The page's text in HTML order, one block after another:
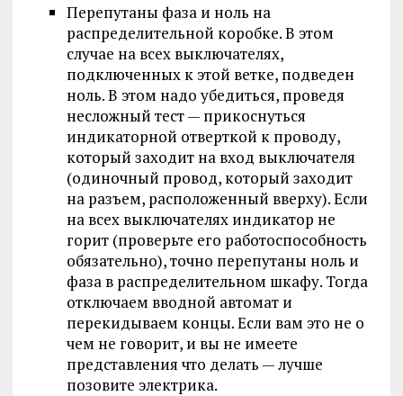
Перепутаны фаза и ноль на
распределительной коробке. В этом
случае на всех выключателях,
подключенных к этой ветке, подведен
ноль. В этом надо убедиться, проведя
несложный тест — прикоснуться
индикаторной отверткой к проводу,
который заходит на вход выключателя
(одиночный провод, который заходит
на разъем, расположенный вверху). Если
на всех выключателях индикатор не
горит (проверьте его работоспособность
обязательно), точно перепутаны ноль и
фаза в распределительном шкафу. Тогда
отключаем вводной автомат и
перекидываем концы. Если вам это не о
чем не говорит, и вы не имеете
представления что делать — лучше
позовите электрика.